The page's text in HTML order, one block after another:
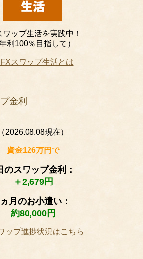
ワップ生活を実践中！
年利100％目指して）
スワップ生活とは
金利
（2026.08.08現在）
資金126万円で
のスワップ金利：
＋2,679円
月のお小遣い：
約80,000円
ップ進捗状況はこちら